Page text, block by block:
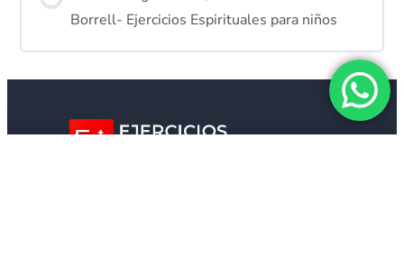
Borrell- Ejercicios Espirituales para niños